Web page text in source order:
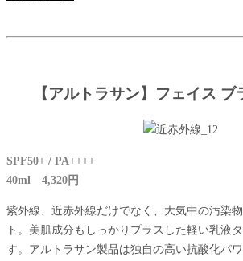
【アルトラサン】フェイス
SPF50+ / PA++++
40ml 4,320円
紫外線、近赤外線だけでなく、大気中の汚染
ト。美肌成分もしっかりプラスした軽い乳液
す。アルトラサン製品は独自の高い抗酸化パ